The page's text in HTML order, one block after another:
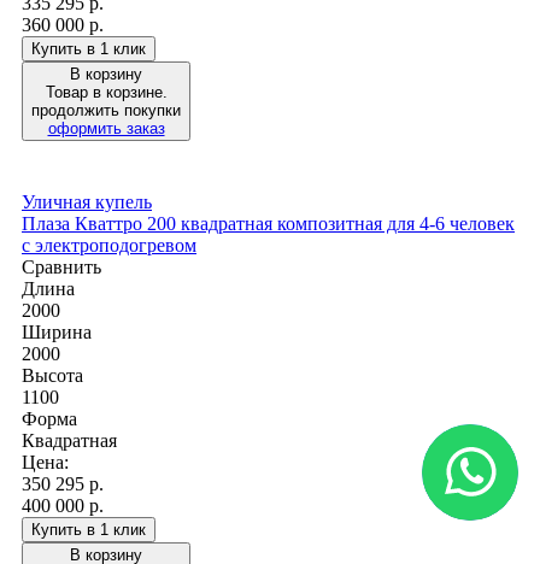
360 000 р.
Купить в 1 клик
В корзину
Товар в корзине.
продолжить покупки
оформить заказ
Уличная купель
Плаза Кваттро 200 квадратная композитная для 4-6 человек
с электроподогревом
Сравнить
Длина
2000
Ширина
2000
Высота
1100
Форма
Квадратная
Цена:
350 295 р.
400 000 р.
Купить в 1 клик
В корзину